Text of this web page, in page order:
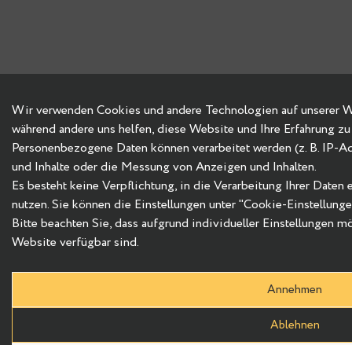
Wir verwenden Cookies und andere Technologien auf unserer
während andere uns helfen, diese Website und Ihre Erfahrung
Personenbezogene Daten können verarbeitet werden (z. B. IP-
und Inhalte oder die Messung von Anzeigen und Inhalten.
Es besteht keine Verpflichtung, in die Verarbeitung Ihrer
nutzen. Sie können die Einstellungen unter "Cookie-
Bitte beachten Sie, dass aufgrund individueller Einstellungen
Website verfügbar sind.
Annehmen
Ablehnen